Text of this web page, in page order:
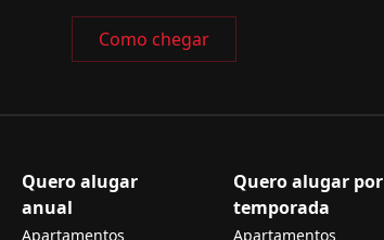
Como chegar
Quero alugar
anual
Apartamentos
Quero alugar por
temporada
Apartamentos